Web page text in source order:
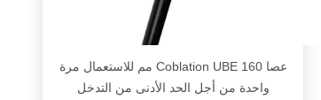
عصا Coblation UBE 160 مم للاستعمال مرة
واحدة من أجل الحد الأدنى من التدخل